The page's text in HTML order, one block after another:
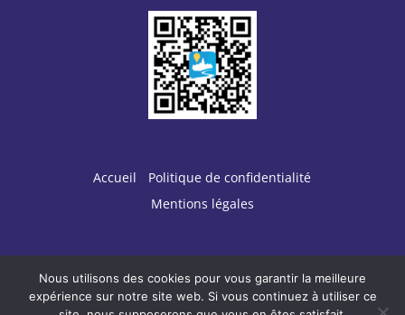
Accueil
Politique de confidentialité
Mentions légales
Conception :TERRE DE PIXELS
Nous utilisons des cookies pour vous garantir la meilleure
expérience sur notre site web. Si vous continuez à utiliser ce